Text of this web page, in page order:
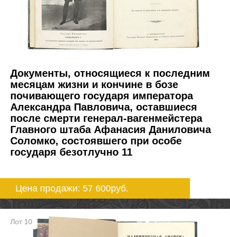
Документы, относящиеся к последним
месяцам жизни и кончине в бозе
почивающего государя императора
Александра Павловича, оставшиеся
после смерти генерал-вагенмейстера
Главного штаба Афанасия Даниловича
Соломко, состоявшего при особе
государя безотлучно 11
Цена продажи: 57 600руб.
Лот 10